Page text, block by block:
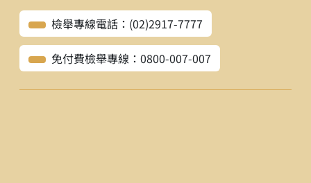
檢舉專線電話：(02)2917-7777
免付費檢舉專線：0800-007-007